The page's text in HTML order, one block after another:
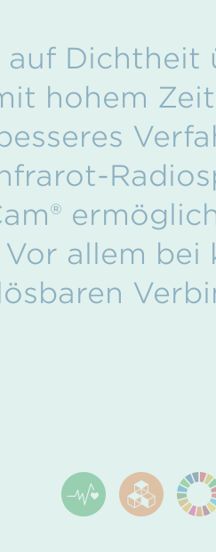
auf Dichtheit
hohem
®
allem bei